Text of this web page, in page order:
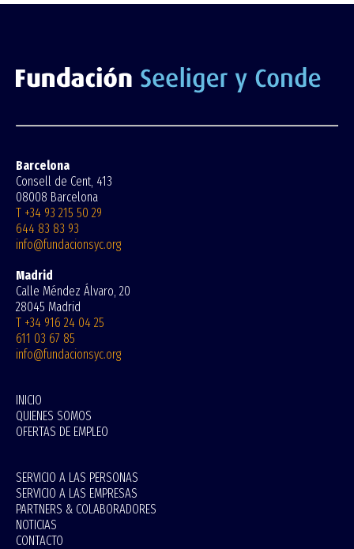
Barcelona
Consell de Cent, 413
08008 Barcelona
T +34 93 215 50 29
644 83 83 93
info@fundacionsyc.org
Madrid
Calle Méndez Álvaro, 20
28045 Madrid
T +34 916 24 04 25
611 03 67 85
info@fundacionsyc.org
INICIO
QUIENES SOMOS
OFERTAS DE EMPLEO
SERVICIO A LAS PERSONAS
SERVICIO A LAS EMPRESAS
PARTNERS & COLABORADORES
NOTICIAS
CONTACTO